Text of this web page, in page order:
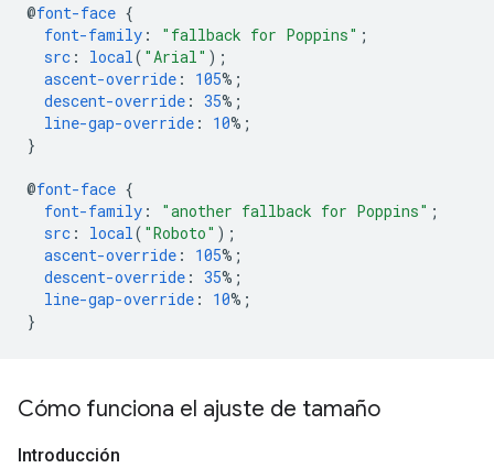
@font-face {
font-family : "fallback for Poppins" ;
src : local( "Arial" );
ascent-override : 105%;
descent-override : 35%;
line-gap-override : 10%;
}
@font-face {
font-family : "another fallback for Poppins" ;
src : local( "Roboto" );
ascent-override : 105%;
descent-override : 35%;
line-gap-override : 10%;
}
Cómo funciona el ajuste de tamaño
Introducción